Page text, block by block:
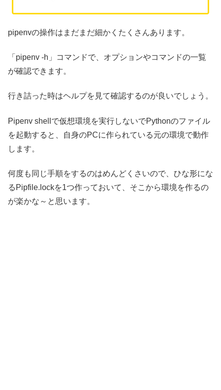
pipenvの操作はまだまだ細かくたくさんあります。
「pipenv -h」コマンドで、オプションやコマンドの一覧
が確認できます。
行き詰った時はヘルプを見て確認するのが良いでしょう。
Pipenv shellで仮想環境を実行しないでPythonのファイル
を起動すると、自身のPCに作られている元の環境で動作
します。
何度も同じ手順をするのはめんどくさいので、ひな形にな
るPipfile.lockを1つ作っておいて、そこから環境を作るの
が楽かな～と思います。